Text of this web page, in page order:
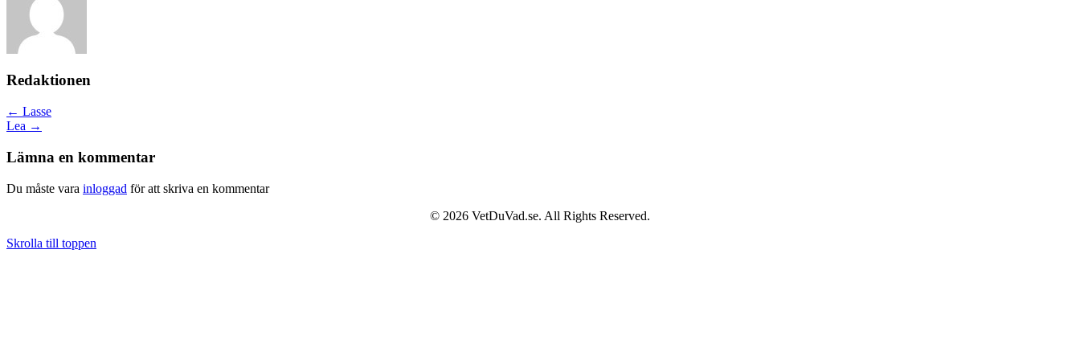
Redaktionen
Posts
navigation
← Lasse
Lea →
Lämna en kommentar
Du måste vara inloggad för att skriva en kommentar
© 2026 VetDuVad.se. All Rights Reserved.
Skrolla till toppen